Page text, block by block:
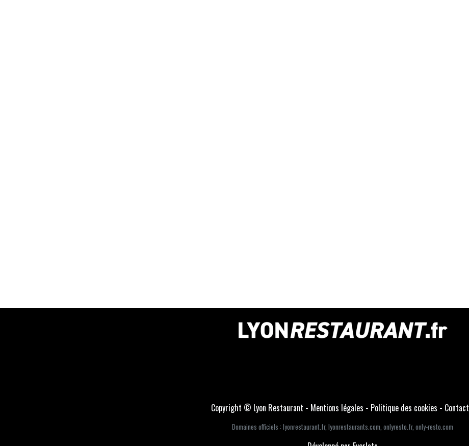
Copyright © Lyon Restaurant - Mentions légales - Politique des cookies - Contact
Domaines officiels : lyonrestaurant.fr, lyonrestaurants.com, onlyresto.fr, only-resto.com